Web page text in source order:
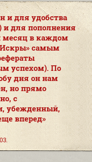
и для удобства
и для пополнения
месяц в каждом
самым
успехом). По
дня он нам
но прямо
с
убежденный,
вперед